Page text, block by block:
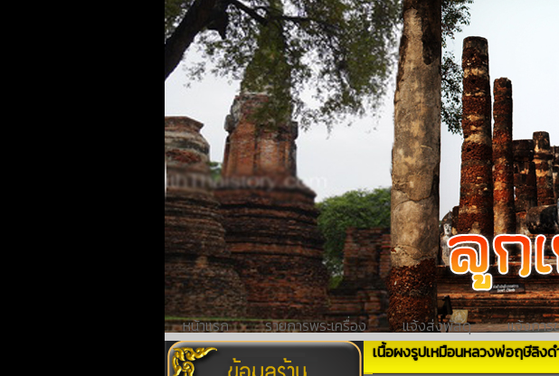
หน้าแรก รายการพระเครื่อง แจ้งส่งพัสดุ แจ้งการ
เนื้อผงรูปเหมือนหลวงพ่อฤษีลิง